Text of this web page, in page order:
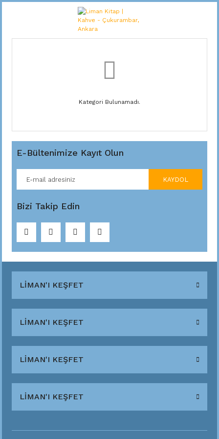
Kategori Bulunamadı.
E-Bültenimize Kayıt Olun
KAYDOL
Bizi Takip Edin
LİMAN'I KEŞFET
LİMAN'I KEŞFET
LİMAN'I KEŞFET
LİMAN'I KEŞFET